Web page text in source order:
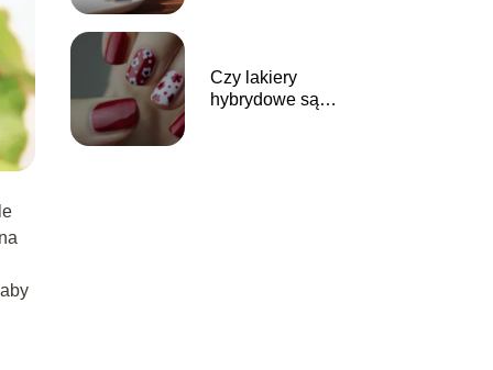
Czy lakiery
hybrydowe są